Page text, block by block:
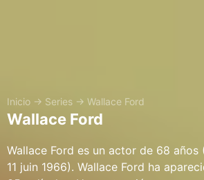
Inicio → Series → Wallace Ford
Wallace Ford
Wallace Ford es un actor de 68 años
11 juin 1966). Wallace Ford ha